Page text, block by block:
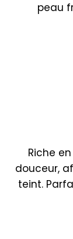
peau
Riche
douceur,
teint.